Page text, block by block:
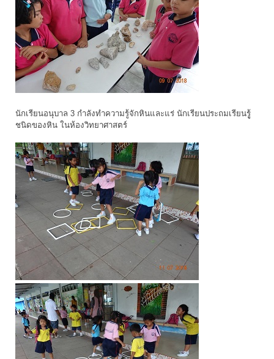
นักเรียนอนุบาล 3 กำลังทำความรู้จักหินและแร่ นักเรียนประถมเรียนรูู้
ชนิดของหิน ในห้องวิทยาศาสตร์